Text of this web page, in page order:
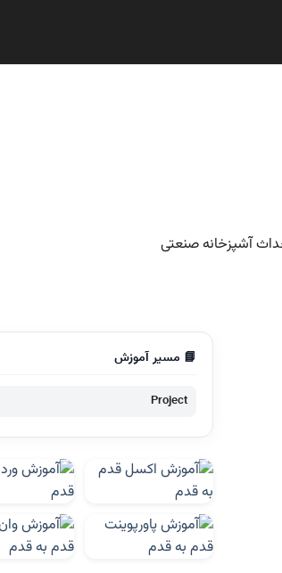
📘 مسیر آموزش
Project
کنترل پروژه چیست؟
To Do List برای مدیران پروژه
راهنماي استفاده از نرم‌افزار Pixel
ویژگی های Project 2010
نمونه کارهای پراجکت-اجرای یک ساختمان